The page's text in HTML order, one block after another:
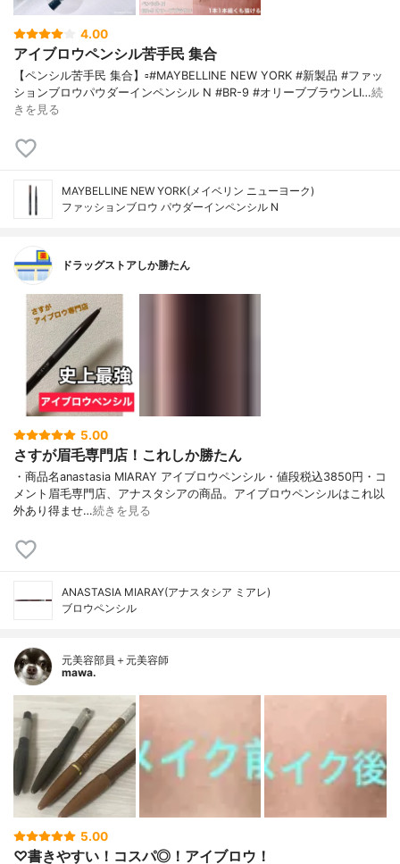
4.00
アイブロウペンシル苦手民 集合
【ペンシル苦手民 集合】▫️#MAYBELLINE NEW YORK #新製品 #ファッ
ションブロウパウダーインペンシル N #BR-9 #オリーブブラウンLI…続
きを見る
MAYBELLINE NEW YORK(メイベリン ニューヨーク)
ファッションブロウ パウダーイン​ペンシル N
ドラッグストアしか勝たん
5.00
さすが眉毛専門店！これしか勝たん
・商品名anastasia MIARAY アイブロウペンシル・値段税込3850円・コ
メント眉毛専門店、アナスタシアの商品。アイブロウペンシルはこれ以
外あり得ませ…続きを見る
ANASTASIA MIARAY(アナスタシア ミアレ)
ブロウペンシル
元美容部員＋元美容師
mawa.
5.00
♡書きやすい！コスパ◎！アイブロウ！